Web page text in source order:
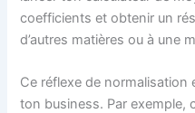
coefficients et obtenir un
d’autres matières ou à une
Ce réflexe de normalisation
ton business. Par exemple,